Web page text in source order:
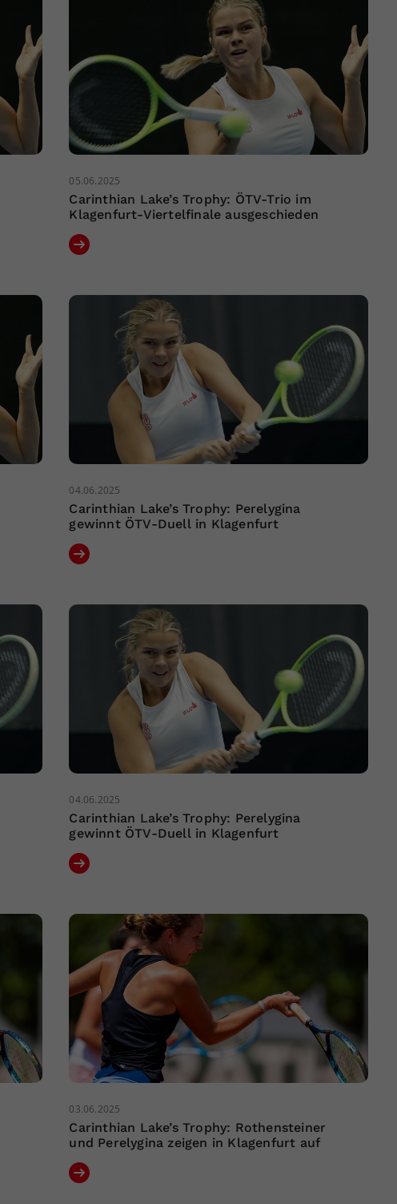
05.06.2025
Carinthian Lake’s Trophy: ÖTV-Trio im
Klagenfurt-Viertelfinale ausgeschieden
04.06.2025
Carinthian Lake’s Trophy: Perelygina
gewinnt ÖTV-Duell in Klagenfurt
04.06.2025
Carinthian Lake’s Trophy: Perelygina
gewinnt ÖTV-Duell in Klagenfurt
03.06.2025
Carinthian Lake’s Trophy: Rothensteiner
und Perelygina zeigen in Klagenfurt auf